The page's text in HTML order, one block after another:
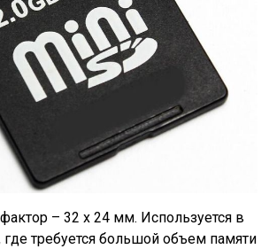
– 32 x 24 мм. Используется в
где требуется большой объем памяти